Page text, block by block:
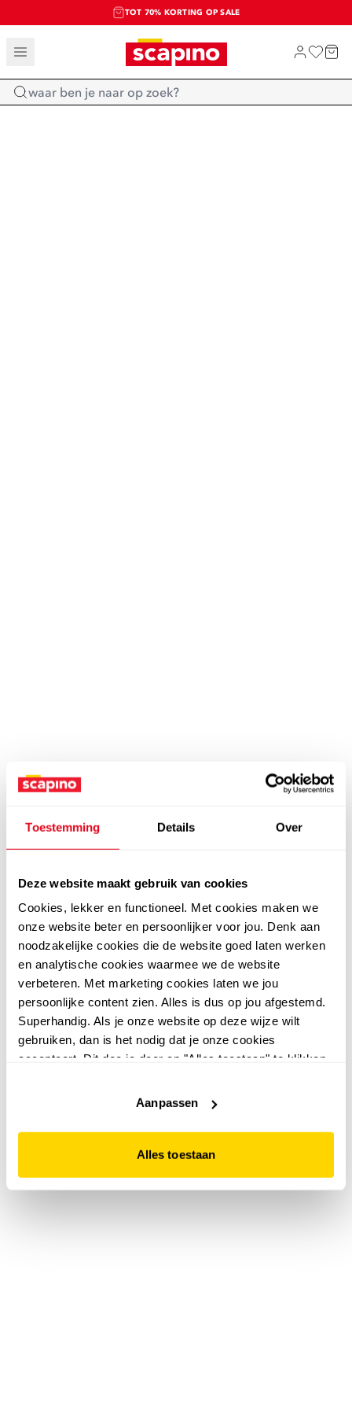
Toestemming Details Over
Deze website maakt gebruik van cookies
Cookies, lekker en functioneel. Met cookies maken we
onze website beter en persoonlijker voor jou. Denk aan
noodzakelijke cookies die de website goed laten werken
en analytische cookies waarmee we de website
verbeteren. Met marketing cookies laten we jou
persoonlijke content zien. Alles is dus op jou afgestemd.
Superhandig. Als je onze website op deze wijze wilt
gebruiken, dan is het nodig dat je onze cookies
accepteert. Dit doe je door op "Alles toestaan" te klikken.
website niet optimaal functioneert.
Aanpassen
Alles toestaan
TOT 70% KORTING OP SALE
SALE: LAATSTE KANS!
SHOP NIEUW
Home